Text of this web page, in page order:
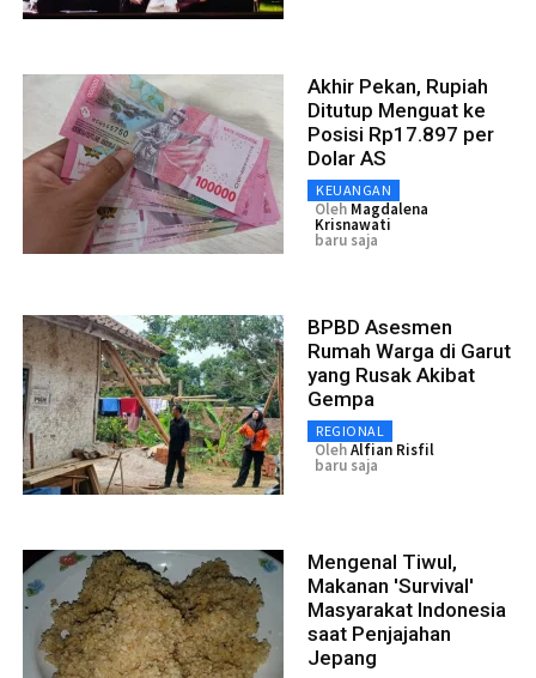
Akhir Pekan, Rupiah
Ditutup Menguat ke
Posisi Rp17.897 per
Dolar AS
KEUANGAN
Oleh Magdalena
Krisnawati
baru saja
BPBD Asesmen
Rumah Warga di Garut
yang Rusak Akibat
Gempa
REGIONAL
OlehAlfian Risfil
baru saja
Mengenal Tiwul,
Makanan 'Survival'
Masyarakat Indonesia
saat Penjajahan
Jepang